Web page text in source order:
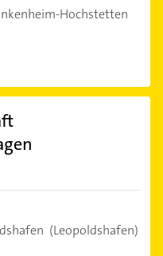
Hochstetten
(Leopoldshafen)